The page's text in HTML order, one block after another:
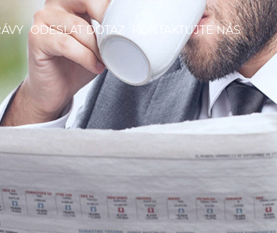
ODESLAT DOTAZ KONTAKTUJTE NÁS